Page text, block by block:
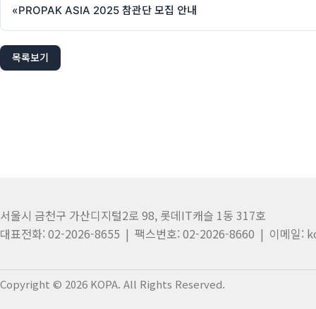
«PROPAK ASIA 2025 참관단 모집 안내
목록보기
서울시 금천구 가산디지털2로 98, 롯데IT캐슬 1동 317호
대표전화: 02-2026-8655 | 팩스번호: 02-2026-8660 | 이메일:
Copyright © 2026 KOPA. All Rights Reserved.